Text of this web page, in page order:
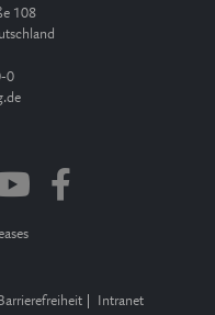
108
0
Intranet